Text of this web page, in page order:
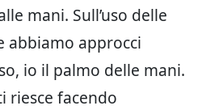
mani. Sull’uso delle
abbiamo approcci
io il palmo delle mani.
riesce facendo